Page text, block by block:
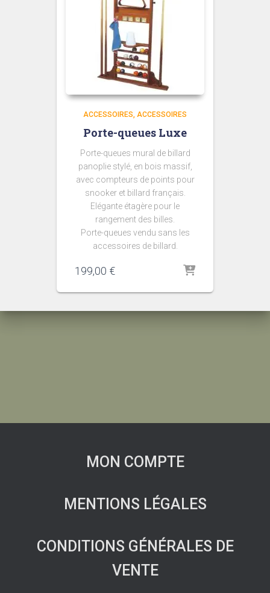
ACCESSOIRES ACCESSOIRES
Porte-queues Luxe
Porte-queues mural de billard
panoplie stylé, en bois massif,
avec compteurs de points pour
snooker et billard français.
Elégante étagère pour le
rangement des billes.
Porte-queues vendu sans les
accessoires de billard.
199,00 €
MON COMPTE
MENTIONS LÉGALES
CONDITIONS GÉNÉRALES DE
VENTE